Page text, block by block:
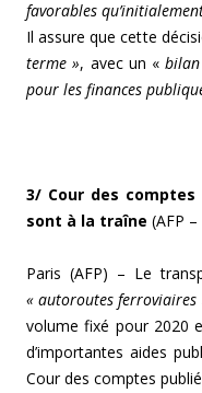
favorables
Il assure que cette
terme », avec un «
pour les finances
3/ Cour des
sont à la traîne (AFP
Paris (AFP) – Le
« autoroutes ferroviaires
volume fixé pour 2020
d’importantes aides
Cour des comptes